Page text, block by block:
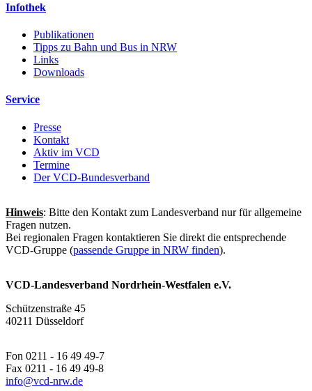
Infothek
Publikationen
Tipps zu Bahn und Bus in NRW
Links
Downloads
Service
Presse
Kontakt
Aktiv im VCD
Termine
Der VCD-Bundesverband
Hinweis: Bitte den Kontakt zum Landesverband nur für allgemeine
Fragen nutzen.
Bei regionalen Fragen kontaktieren Sie direkt die entsprechende
VCD-Gruppe (passende Gruppe in NRW finden).
VCD-Landesverband Nordrhein-Westfalen e.V.
Schützenstraße 45
40211 Düsseldorf
Fon 0211 - 16 49 49-7
Fax 0211 - 16 49 49-8
info@vcd-nrw.de